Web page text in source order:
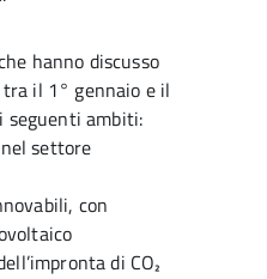
hanno discusso
il 1° gennaio e il
seguenti ambiti:
settore
con
di CO₂